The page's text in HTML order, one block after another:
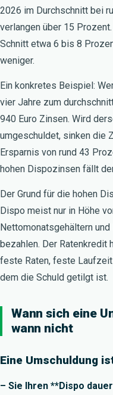
2026 im Durchschnitt bei
verlangen über 15
Schnitt etwa 6 bis 8
weniger.
Ein konkretes Beispiel:
vier Jahre zum
940 Euro Zinsen. Wird
umgeschuldet, sinken die
Ersparnis von rund 43
hohen Dispozinsen fällt
Der Grund für die hohen
Dispo meist nur in Höhe
Nettomonatsgehältern
bezahlen. Der Ratenkredit
feste Raten, feste Laufzeit
dem die Schuld getilgt ist.
Wann sich eine
wann nicht
Eine Umschuldung
– Sie Ihren **Dispo